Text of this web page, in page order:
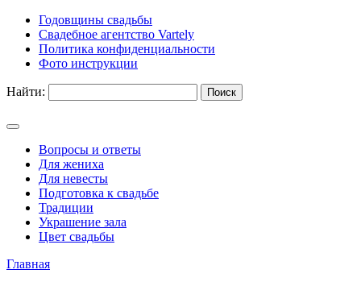
Годовщины свадьбы
Свадебное агентство Vartely
Политика конфиденциальности
Фото инструкции
Найти:
Вопросы и ответы
Для жениха
Для невесты
Подготовка к свадьбе
Традиции
Украшение зала
Цвет свадьбы
Главная